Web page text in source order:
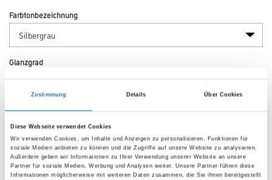
Zustimmung Details Über Cookies
Diese Webseite verwendet Cookies
Wir verwenden Cookies, um Inhalte und Anzeigen zu personalisieren, Funktionen für
soziale Medien anbieten zu können und die Zugriffe auf unsere Website zu analysieren.
Außerdem geben wir Informationen zu Ihrer Verwendung unserer Website an unsere
Partner für soziale Medien, Werbung und Analysen weiter. Unsere Partner führen diese
Informationen möglicherweise mit weiteren Daten zusammen, die Sie ihnen bereitgestellt
Farbtonbezeichnung
Glanzgrad
Gebinde